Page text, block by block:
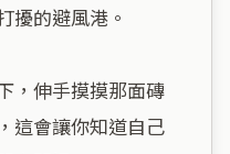
擾的避風港。
，伸手摸摸那面磚
這會讓你知道自己